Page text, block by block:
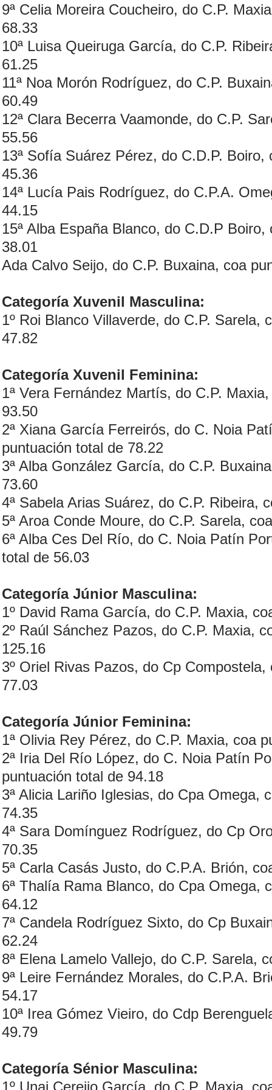
9ª Celia Moreira Coucheiro, do C.P.
68.33
10ª Luisa Queiruga García, do C.P.
61.25
11ª Noa Morón Rodríguez, do C.P.
60.49
12ª Clara Becerra Vaamonde, do C.P.
55.56
13ª Sofía Suárez Pérez, do C.D.P. Boiro,
45.36
14ª Lucía Pais Rodríguez, do C.P.A.
44.15
15ª Alba España Blanco, do C.D.P
38.01
Ada Calvo Seijo, do C.P. Buxaina, coa
Categoría Xuvenil Masculina:
1º Roi Blanco Villaverde, do C.P. Sarela,
47.82
Categoría Xuvenil Feminina:
1ª Vera Fernández Martís, do C.P.
93.50
2ª Xiana García Ferreirós, do C. Noia
puntuación total de 78.22
3ª Alba González García, do C.P.
73.60
4ª Sabela Arias Suárez, do C.P. Ribeira,
5ª Aroa Conde Moure, do C.P. Sarela,
6ª Alba Ces Del Río, do C. Noia Patín
total de 56.03
Categoría Júnior Masculina:
1º David Rama García, do C.P. Maxia,
2º Raúl Sánchez Pazos, do C.P. Maxia,
125.16
3º Oriel Rivas Pazos, do Cp
77.03
Categoría Júnior Feminina:
1ª Olivia Rey Pérez, do C.P. Maxia, coa
2ª Iria Del Río López, do C. Noia Patín
puntuación total de 94.18
3ª Alicia Lariño Iglesias, do Cpa Omega,
74.35
4ª Sara Domínguez Rodríguez, do Cp
70.35
5ª Carla Casás Justo, do C.P.A. Brión,
6ª Thalía Rama Blanco, do Cpa Omega,
64.12
7ª Candela Rodríguez Sixto, do Cp
62.24
8ª Elena Lamelo Vallejo, do C.P. Sarela,
9ª Leire Fernández Morales, do C.P.A.
54.17
10ª Irea Gómez Vieiro, do Cdp
49.79
Categoría Sénior Masculina:
1º Unai Cereijo García, do C.P. Maxia,